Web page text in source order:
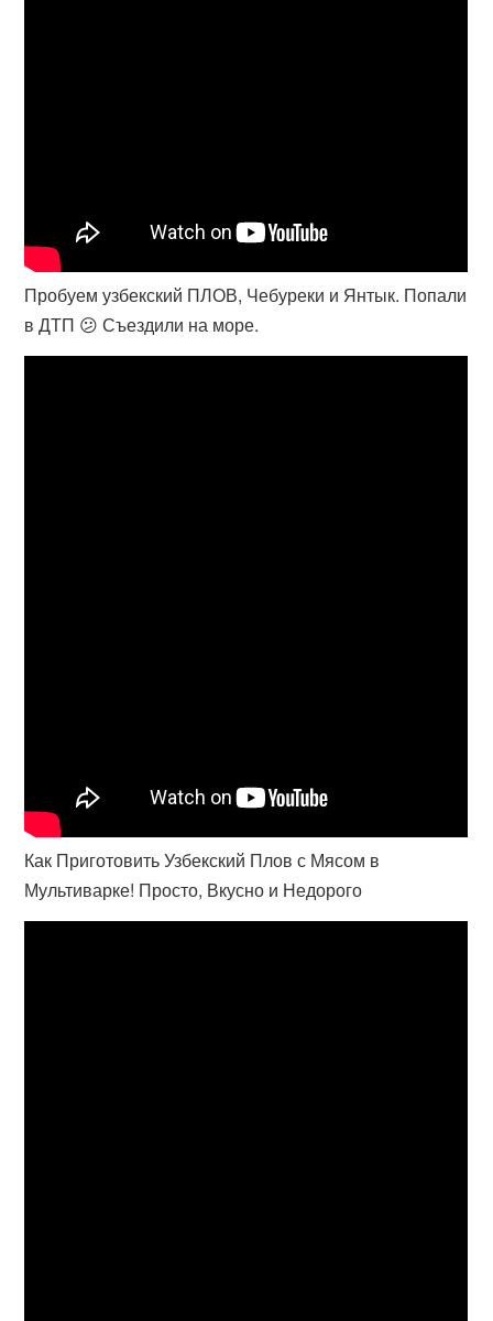
Пробуем узбекский ПЛОВ, Чебуреки и Янтык. Попали
в ДТП 😕 Съездили на море.
Как Приготовить Узбекский Плов с Мясом в
Мультиварке! Просто, Вкусно и Недорого